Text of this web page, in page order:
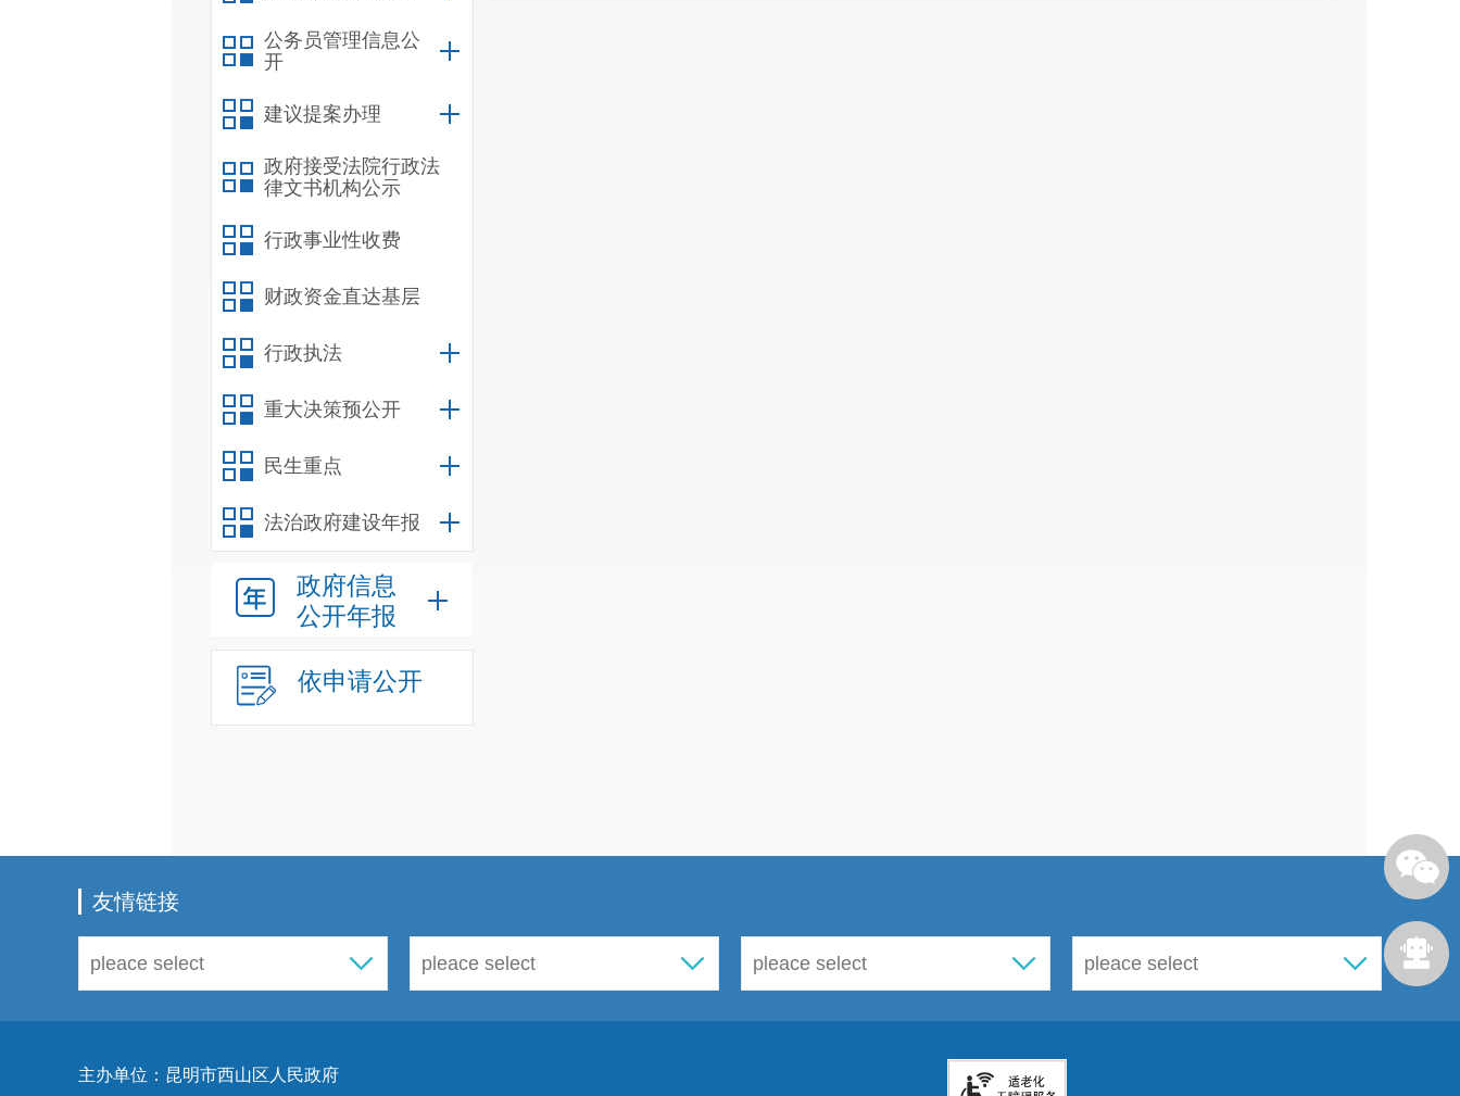
公务员管理信息公
开
建议提案办理
政府接受法院行政法
律文书机构公示
行政事业性收费
财政资金直达基层
行政执法
重大决策预公开
民生重点
法治政府建设年报
政府信息
公开年报
依申请公开
友情链接
主办单位：昆明市西山区人民政府